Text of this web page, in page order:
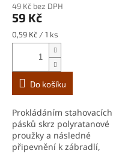
49 Kč bez DPH
59 Kč
Měrná
cena:
0,59 Kč / 1 ks
Do košíku
Prokládáním stahovacích
pásků skrz polyratanové
proužky a následné
připevnění k zábradlí,